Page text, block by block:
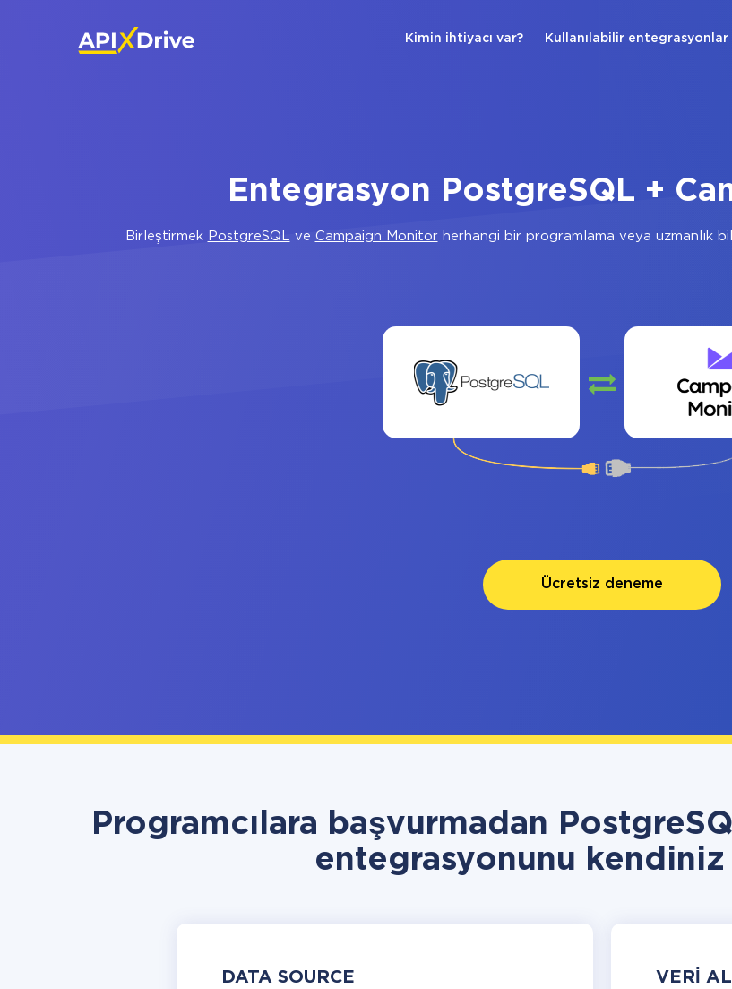
Kimin ihtiyacı var? Kullanılabilir entegrasyonlar
Entegrasyon PostgreSQL +
Birleştirmek PostgreSQL ve Campaign Monitorherhangi bir programlama veya uzmanlık
Ücretsiz deneme
Programcılara başvurmadan
entegrasyonunu
DATA SOURCE VERI